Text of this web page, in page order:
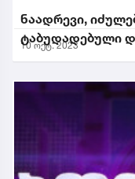
ნაადრევი,
ტაბუდადებული
10 ოქტ. 2023